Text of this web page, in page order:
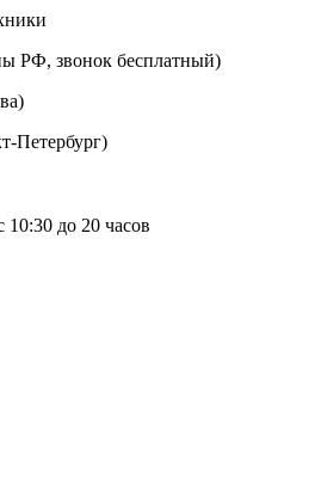
РФ, звонок бесплатный)
Петербург)
10:30 до 20 часов